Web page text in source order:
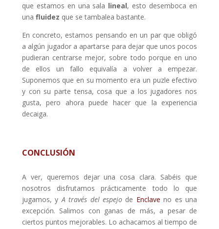
que estamos en una sala lineal, esto desemboca en
una fluidez que se tambalea bastante.
En concreto, estamos pensando en un par que obligó
a algún jugador a apartarse para dejar que unos pocos
pudieran centrarse mejor, sobre todo porque en uno
de ellos un fallo equivalía a volver a empezar.
Suponemos que en su momento era un puzle efectivo
y con su parte tensa, cosa que a los jugadores nos
gusta, pero ahora puede hacer que la experiencia
decaiga.
CONCLUSIÓN
A ver, queremos dejar una cosa clara. Sabéis que
nosotros disfrutamos prácticamente todo lo que
jugamos, yA través del espejo de Enclave no es una
excepción. Salimos con ganas de más, a pesar de
ciertos puntos mejorables. Lo achacamos al tiempo de